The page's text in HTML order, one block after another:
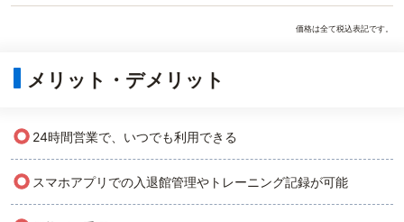
価格は全て税込表記です。
メリット・デメリット
○ 24時間営業で、いつでも利用できる
○ スマホアプリでの入退館管理やトレーニング記録が可能